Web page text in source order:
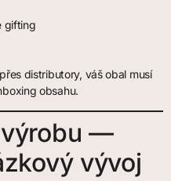
gifting
distributory, váš obal musí
obsahu.
výrobu —
vývoj